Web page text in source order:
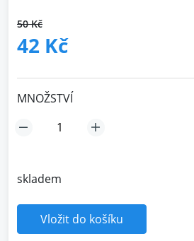
50 Kč
42 Kč
MNOŽSTVÍ
skladem
Vložit do košíku